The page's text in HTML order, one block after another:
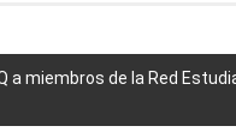
a miembros de la Red